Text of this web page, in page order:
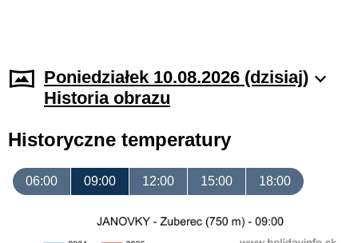
Poniedziałek 10.08.2026 (dzisiaj)
Historia obrazu
Historyczne temperatury
06:00 09:00 12:00 15:00 18:00